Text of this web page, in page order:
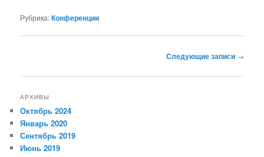
Рубрика:Конференции
записям
Следующие записи →
АРХИВЫ
Октябрь 2024
Январь 2020
Сентябрь 2019
Июнь 2019